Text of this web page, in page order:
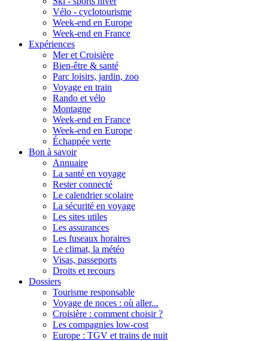
Vélo - cyclotourisme
Week-end en Europe
Week-end en France
Expériences
Mer et Croisière
Bien-être & santé
Parc loisirs, jardin, zoo
Voyage en train
Rando et vélo
Montagne
Week-end en France
Week-end en Europe
Échappée verte
Bon à savoir
Annuaire
La santé en voyage
Rester connecté
Le calendrier scolaire
La sécurité en voyage
Les sites utiles
Les assurances
Les fuseaux horaires
Le climat, la météo
Visas, passeports
Droits et recours
Dossiers
Tourisme responsable
Voyage de noces : où aller...
Croisière : comment choisir ?
Les compagnies low-cost
Europe : TGV et trains de nuit